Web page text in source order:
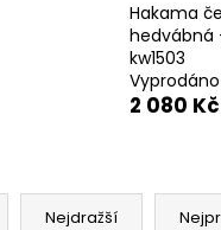
Hakama
hedvábná
kw1503
Vyprodáno
2 080 Kč
Nejdražší